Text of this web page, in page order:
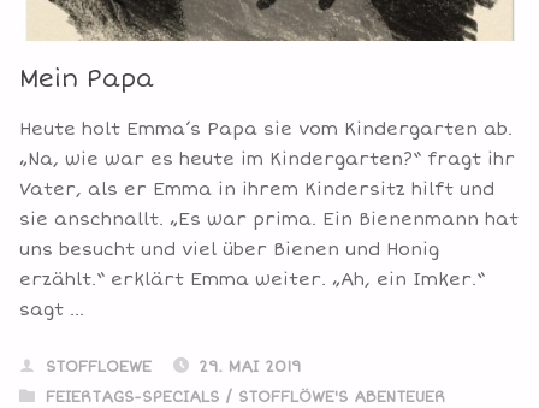
Mein Papa
Heute holt Emma’s Papa sie vom Kindergarten ab.
„Na, wie war es heute im Kindergarten?“ fragt ihr
Vater, als er Emma in ihrem Kindersitz hilft und
sie anschnallt. „Es war prima. Ein Bienenmann hat
uns besucht und viel über Bienen und Honig
erzählt.“ erklärt Emma weiter. „Ah, ein Imker.“
sagt …
STOFFLOEWE
29. MAI 2019
FEIERTAGS-SPECIALS/ STOFFLÖWE'S ABENTEUER